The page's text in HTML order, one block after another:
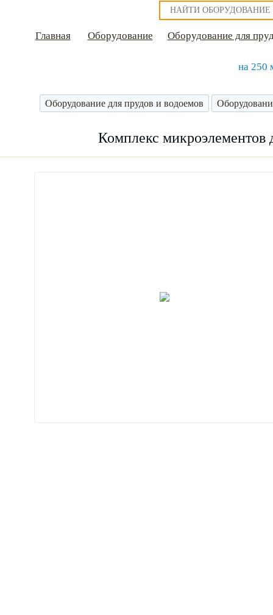
Главная Оборудование Оборудование для
на 250
Оборудование для прудов и водоемов
Комплекс